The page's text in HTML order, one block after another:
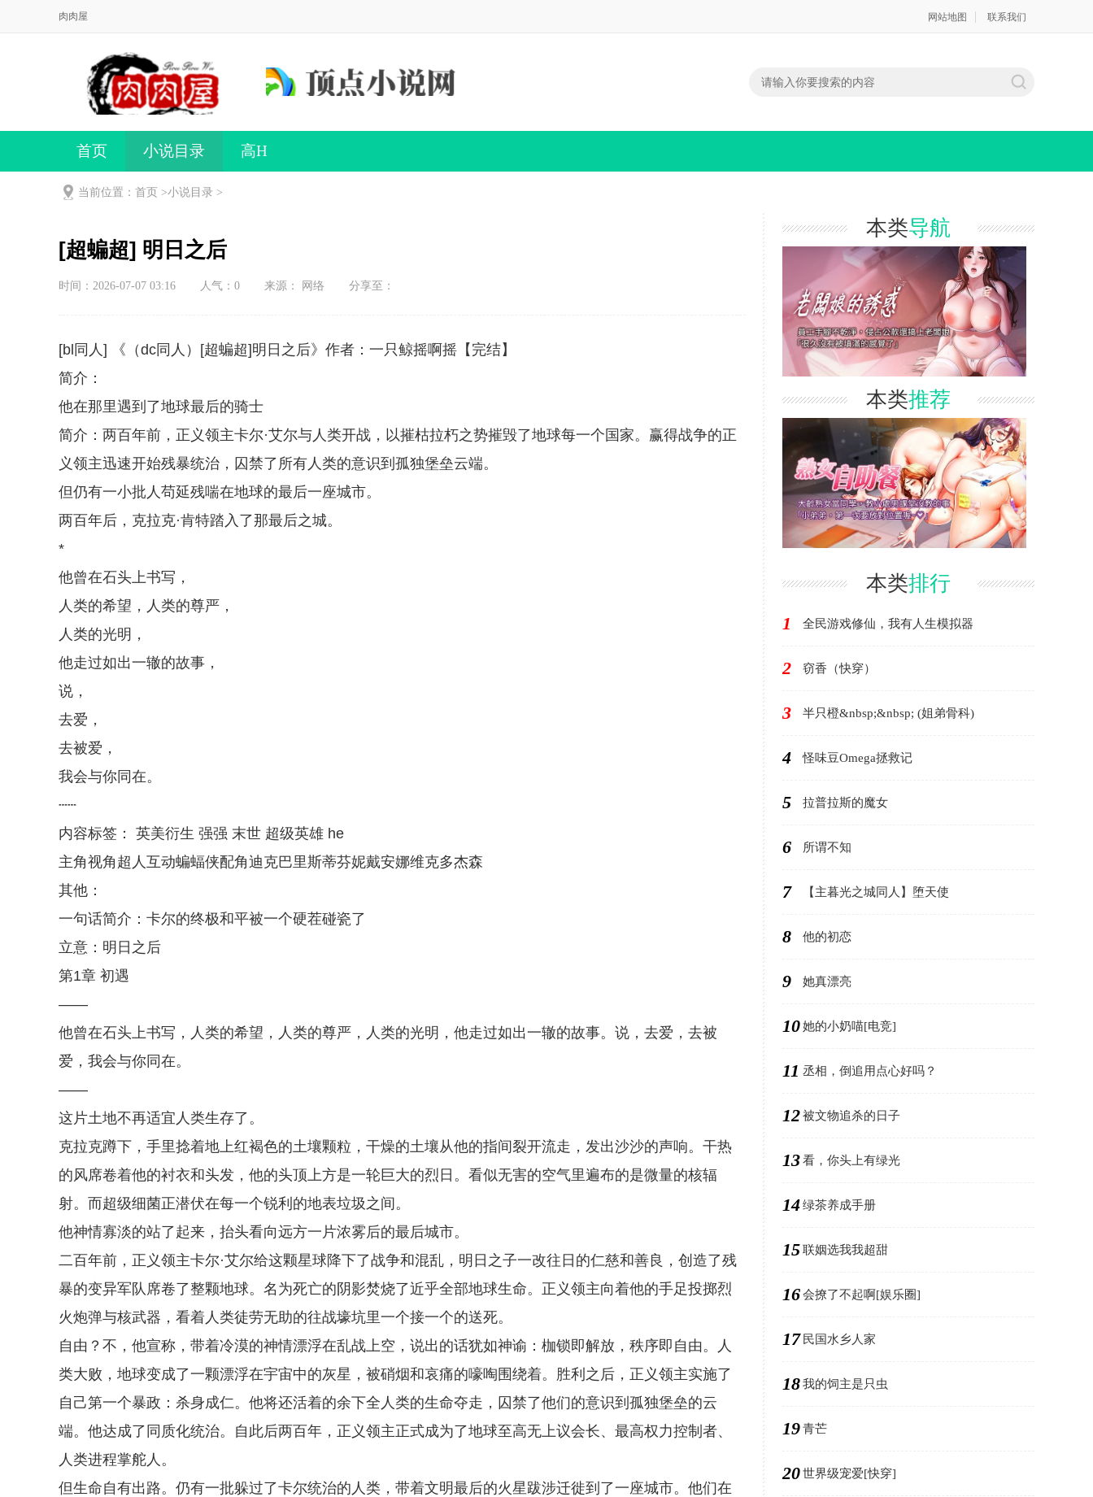
肉肉屋 网站地图 联系我们
首页 小说目录 高H
当前位置：首页 >小说目录 >
[超蝙超] 明日之后
时间：2026-07-07 03:16 人气： 0 来源： 网络 分享至：
[bl同人] 《（dc同人）[超蝙超]明日之后》作者：一只鲸摇啊摇【完结】
简介：
他在那里遇到了地球最后的骑士
简介：两百年前，正义领主卡尔·艾尔与人类开战，以摧枯拉朽之势摧毁了地球每一个国家。赢得战争的正
义领主迅速开始残暴统治，囚禁了所有人类的意识到孤独堡垒云端。
但仍有一小批人苟延残喘在地球的最后一座城市。
两百年后，克拉克·肯特踏入了那最后之城。
*
他曾在石头上书写，
人类的希望，人类的尊严，
人类的光明，
他走过如出一辙的故事，
说，
去爱，
去被爱，
我会与你同在。
┄┄
内容标签： 英美衍生 强强 末世 超级英雄 he
主角视角超人互动蝙蝠侠配角迪克巴里斯蒂芬妮戴安娜维克多杰森
其他：
一句话简介：卡尔的终极和平被一个硬茬碰瓷了
立意：明日之后
第1章 初遇
——
他曾在石头上书写，人类的希望，人类的尊严，人类的光明，他走过如出一辙的故事。说，去爱，去被
爱，我会与你同在。
——
这片土地不再适宜人类生存了。
克拉克蹲下，手里捻着地上红褐色的土壤颗粒，干燥的土壤从他的指间裂开流走，发出沙沙的声响。干热
的风席卷着他的衬衣和头发，他的头顶上方是一轮巨大的烈日。看似无害的空气里遍布的是微量的核辐
射。而超级细菌正潜伏在每一个锐利的地表垃圾之间。
他神情寡淡的站了起来，抬头看向远方一片浓雾后的最后城市。
二百年前，正义领主卡尔·艾尔给这颗星球降下了战争和混乱，明日之子一改往日的仁慈和善良，创造了残
暴的变异军队席卷了整颗地球。名为死亡的阴影焚烧了近乎全部地球生命。正义领主向着他的手足投掷烈
火炮弹与核武器，看着人类徒劳无助的往战壕坑里一个接一个的送死。
自由？不，他宣称，带着冷漠的神情漂浮在乱战上空，说出的话犹如神谕：枷锁即解放，秩序即自由。人
类大败，地球变成了一颗漂浮在宇宙中的灰星，被硝烟和哀痛的嚎啕围绕着。胜利之后，正义领主实施了
自己第一个暴政：杀身成仁。他将还活着的余下全人类的生命夺走，囚禁了他们的意识到孤独堡垒的云
端。他达成了同质化统治。自此后两百年，正义领主正式成为了地球至高无上议会长、最高权力控制者、
人类进程掌舵人。
但生命自有出路。仍有一批躲过了卡尔统治的人类，带着文明最后的火星跋涉迁徙到了一座城市。他们在
本类导航
本类推荐
本类排行
1 全民游戏修仙，我有人生模拟器
2 窃香（快穿）
3 半只橙&nbsp;&nbsp; (姐弟骨科)
4 怪味豆Omega拯救记
5 拉普拉斯的魔女
6 所谓不知
7 【主暮光之城同人】堕天使
8 他的初恋
9 她真漂亮
10她的小奶喵[电竞]
11 丞相，倒追用点心好吗？
12被文物追杀的日子
13看，你头上有绿光
14绿茶养成手册
15联姻选我我超甜
16会撩了不起啊[娱乐圈]
17 民国水乡人家
18我的饲主是只虫
19青芒
20世界级宠爱[快穿]